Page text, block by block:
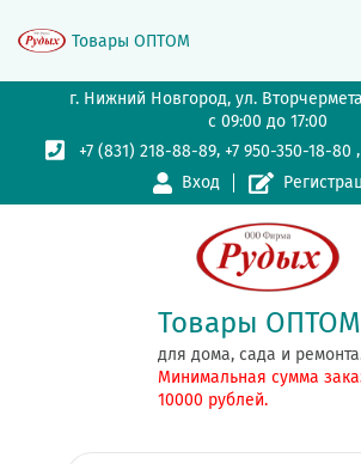
г. Нижний Новгород, ул.
с 09:00 до 17:00
+7 (831) 218-88-89,+7 950-350-18-80
Вход
Товары ОПТОМ
для дома, сада и
Минимальная сумма
10000 рублей.
Товары ОПТОМ